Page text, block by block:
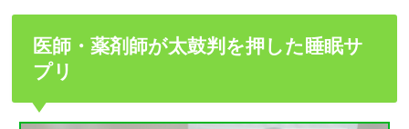
医師・薬剤師が太鼓判を押した睡眠サ
プリ